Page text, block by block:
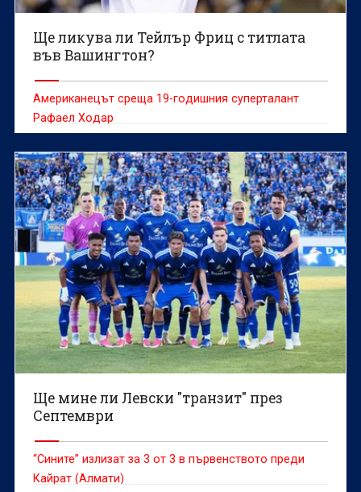
Ще ликува ли Тейлър Фриц с титлата
във Вашингтон?
Американецът среща 19-годишния суперталант
Рафаел Ходар
Ще мине ли Левски "транзит" през
Септември
“Сините” излизат за 3 от 3 в първенството преди
Кайрат (Алмати)